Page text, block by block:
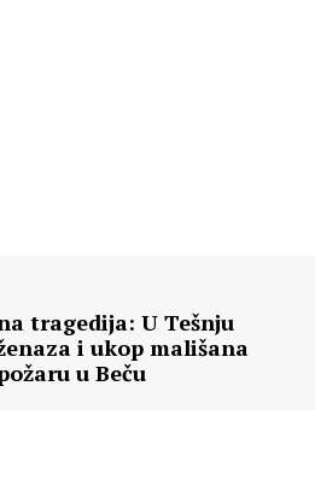
tragedija: U Tešnju
i ukop mališana
u Beču